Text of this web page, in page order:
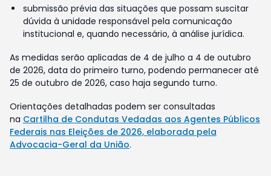
submissão prévia das situações que possam suscitar
dúvida à unidade responsável pela comunicação
institucional e, quando necessário, à análise jurídica.
As medidas serão aplicadas de 4 de julho a 4 de outubro
de 2026, data do primeiro turno, podendo permanecer até
25 de outubro de 2026, caso haja segundo turno.
Orientações detalhadas podem ser consultadas
na Cartilha de Condutas Vedadas aos Agentes Públicos
Federais nas Eleições de 2026, elaborada pela
Advocacia-Geral da União.